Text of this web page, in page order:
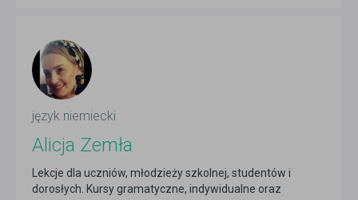
język niemiecki
Alicja Zemła
Lekcje dla uczniów, młodzieży szkolnej, studentów i
dorosłych. Kursy gramatyczne, indywidualne oraz